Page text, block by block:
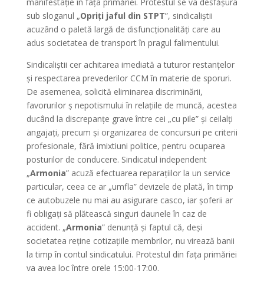
sub sloganul „Opriți jaful din STPT”, sindicaliștii
acuzând o paletă largă de disfuncționalități care au
adus societatea de transport în pragul falimentului.
Sindicaliștii cer achitarea imediată a tuturor restanțelor
și respectarea prevederilor CCM în materie de sporuri.
De asemenea, solicită eliminarea discriminării,
favorurilor ș nepotismului în relațiile de muncă, acestea
ducând la discrepanțe grave între cei „cu pile” și ceilalți
angajați, precum și organizarea de concursuri pe criterii
profesionale, fără imixtiuni politice, pentru ocuparea
posturilor de conducere. Sindicatul independent
„Armonia” acuză efectuarea reparațiilor la un service
particular, ceea ce ar „umfla” devizele de plată, în timp
ce autobuzele nu mai au asigurare casco, iar șoferii ar
fi obligați să plătească singuri daunele în caz de
accident. „Armonia” denunță și faptul că, deși
societatea reține cotizațiile membrilor, nu virează banii
la timp în contul sindicatului. Protestul din fața primăriei
va avea loc între orele 15:00-17:00.